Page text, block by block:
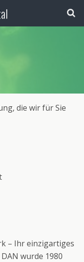
die wir für Sie
– Ihr einzigartiges
wurde 1980